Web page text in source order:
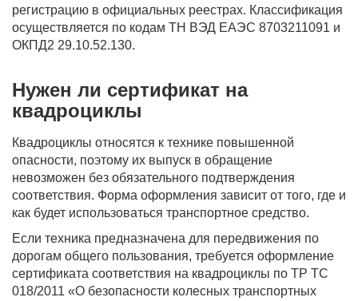
регистрацию в официальных реестрах. Классификация
осуществляется по кодам ТН ВЭД ЕАЭС 8703211091 и
ОКПД2 29.10.52.130.
Нужен ли сертификат на
квадроциклы
Квадроциклы относятся к технике повышенной
опасности, поэтому их выпуск в обращение
невозможен без обязательного подтверждения
соответствия. Форма оформления зависит от того, где и
как будет использоваться транспортное средство.
Если техника предназначена для передвижения по
дорогам общего пользования, требуется оформление
сертификата соответствия на квадроциклы по ТР ТС
018/2011 «О безопасности колесных транспортных